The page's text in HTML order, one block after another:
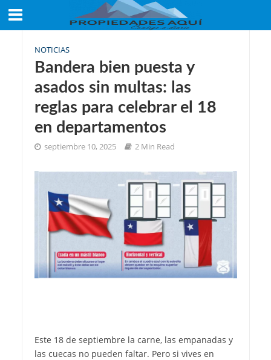
NOTICIAS
Bandera bien puesta y
asados sin multas: las
reglas para celebrar el 18
en departamentos
septiembre 10, 2025 2 Min Read
Este 18 de septiembre la carne, las empanadas y
las cuecas no pueden faltar. Pero si vives en